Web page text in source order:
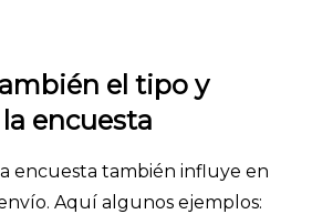
el tipo y
encuesta
encuesta también influye en
Aquí algunos ejemplos: